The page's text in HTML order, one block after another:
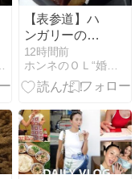
離恋愛
【表参道】ハ
ンガリーのお
菓子「クルト
シュ」が楽し
めるカフェ
12時間前
ホンネのＯＬ“婚活”日記